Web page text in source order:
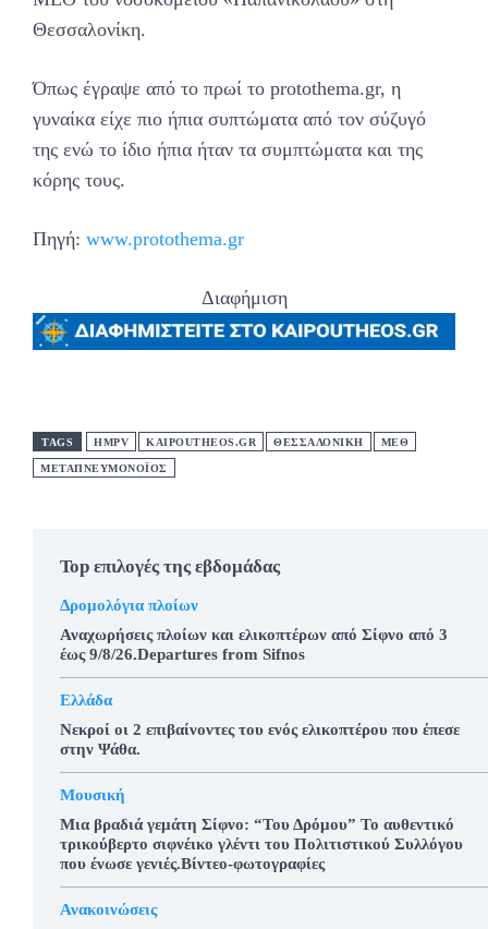
Θεσσαλονίκη.
Όπως έγραψε από το πρωί το protothema.gr, η
γυναίκα είχε πιο ήπια συπτώματα από τον σύζυγό
της ενώ το ίδιο ήπια ήταν τα συμπτώματα και της
κόρης τους.
Πηγή: www.protothema.gr
Διαφήμιση
TAGS HMPV KAIPOUTHEOS.GR ΘΕΣΣΑΛΟΝΊΚΗ ΜΕΘ
ΜΕΤΑΠΝΕΥΜΟΝΟΪΟΣ
Top επιλογές της εβδομάδας
Δρομολόγια πλοίων
Αναχωρήσεις πλοίων και ελικοπτέρων από Σίφνο από 3
έως 9/8/26.Departures from Sifnos
Ελλάδα
Νεκροί οι 2 επιβαίνοντες του ενός ελικοπτέρου που έπεσε
στην Ψάθα.
Μουσική
Μια βραδιά γεμάτη Σίφνο: “Του Δρόμου” Το αυθεντικό
τρικούβερτο σιφνέικο γλέντι του Πολιτιστικού Συλλόγου
που ένωσε γενιές.Βίντεο-φωτογραφίες
Ανακοινώσεις